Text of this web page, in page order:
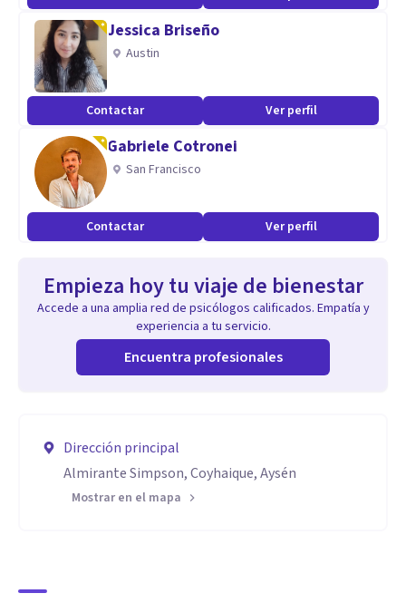
Jessica Briseño
Austin
Contactar Ver perfil
Gabriele Cotronei
San Francisco
Contactar Ver perfil
Empieza hoy tu viaje de bienestar
Accede a una amplia red de psicólogos calificados. Empatía y
experiencia a tu servicio.
Encuentra profesionales
Dirección principal
Almirante Simpson, Coyhaique, Aysén
Mostrar en el mapa